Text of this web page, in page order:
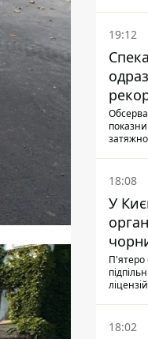
19:12
18:08
У
П'ятеро
18:02